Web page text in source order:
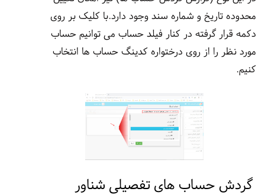
محدوده تاریخ و شماره سند وجود دارد.با کلیک بر روی
دکمه قرار گرفته در کنار فیلد حساب می توانیم حساب
مورد نظر را از روی درختواره کدینگ حساب ها انتخاب
کنیم.
گردش حساب های تفصیلی شناور